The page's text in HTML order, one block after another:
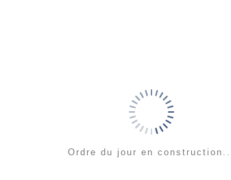
Ordre du jour en construction...